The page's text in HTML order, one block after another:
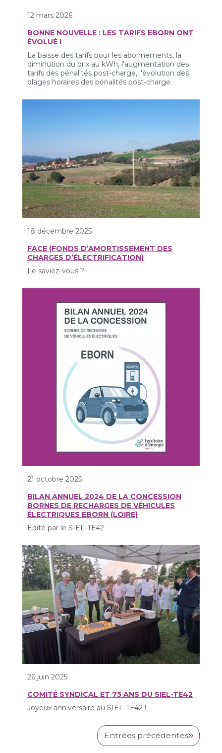
12 mars 2026
BONNE NOUVELLE : LES TARIFS EBORN ONT
ÉVOLUÉ !
La baisse des tarifs pour les abonnements, la
diminution du prix au kWh, l'augmentation des
tarifs des pénalités post-charge, l'évolution des
plages horaires des pénalités post-charge.
18 décembre 2025
FACE (FONDS D’AMORTISSEMENT DES
CHARGES D’ÉLECTRIFICATION)
Le saviez-vous ?
21 octobre 2025
BILAN ANNUEL 2024 DE LA CONCESSION
BORNES DE RECHARGES DE VÉHICULES
ÉLECTRIQUES EBORN (LOIRE)
Édité par le SIEL-TE42
26 juin 2025
COMITÉ SYNDICAL ET 75 ANS DU SIEL-TE42
Joyeux anniversaire au SIEL-TE42 !
Entrées précédentes